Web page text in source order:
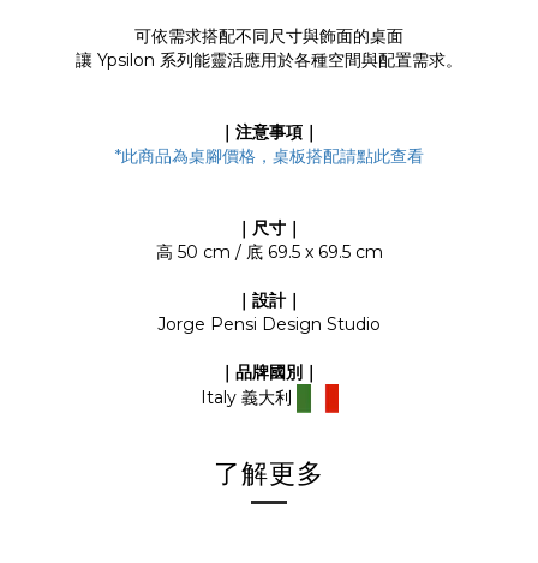
可依需求搭配不同尺寸與飾面的桌面
讓 Ypsilon 系列能靈活應用於各種空間與配置需求。
｜注意事項｜
*此商品為桌腳價格，桌板搭配請點此查看
｜尺寸｜
高 50 cm / 底 69.5 x 69.5 cm
｜設計｜
Jorge Pensi Design Studio
｜品牌國別｜
Italy 義大利
了解更多